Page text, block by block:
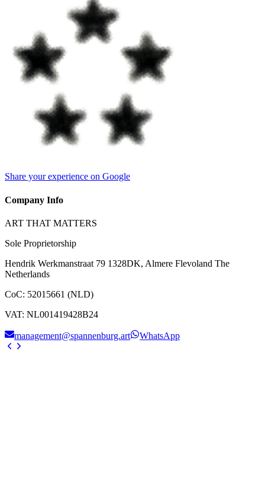
Share your experience on Google
Company Info
ART THAT MATTERS
Sole Proprietorship
Hendrik Werkmanstraat 79 1328DK, Almere Flevoland The
Netherlands
CoC: 52015661 (NLD)
VAT: NL001419428B24
management@spannenburg.art WhatsApp